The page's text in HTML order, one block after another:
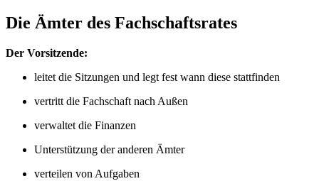
Die Ämter des Fach­schaft­srates
Der Vorsitzende:
leitet die Sitzungen und legt fest wann diese stattfinden
vertritt die Fachschaft nach Außen
verwaltet die Finanzen
Unterstützung der anderen Ämter
verteilen von Aufgaben